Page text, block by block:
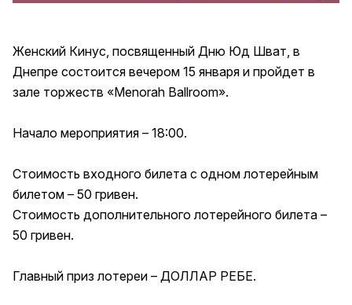
Женский Кинус, посвященный Дню Юд Шват, в
Днепре состоится вечером 15 января и пройдет в
зале торжеств «Menorah Ballroom».
Начало мероприятия – 18:00.
Стоимость входного билета с одном лотерейным
билетом – 50 гривен.
Стоимость дополнительного лотерейного билета –
50 гривен.
Главный приз лотереи – ДОЛЛАР РЕБЕ.